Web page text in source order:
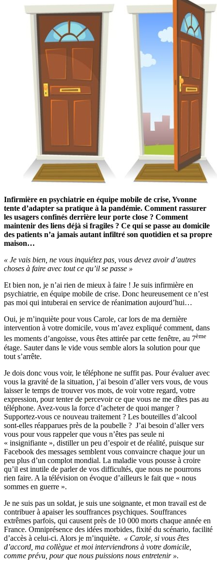
Infirmière en psychiatrie en équipe mobile de crise, Yvonne
tente d’adapter sa pratique à la pandémie. Comment rassurer
les usagers confinés derrière leur porte close ? Comment
maintenir des liens déjà si fragiles ? Ce qui se passe au domicile
des patients n’a jamais autant infiltré son quotidien et sa propre
maison…
« Je vais bien, ne vous inquiétez pas, vous devez avoir d’autres
choses à faire avec tout ce qu’il se passe »
Et bien non, je n’ai rien de mieux à faire ! Je suis infirmière en
psychiatrie, en équipe mobile de crise. Donc heureusement ce n’est
pas moi qui intuberai en service de réanimation aujourd’hui…
Oui, je m’inquiète pour vous Carole, car lors de ma dernière
intervention à votre domicile, vous m’avez expliqué comment, dans
les moments d’angoisse, vous êtes attirée par cette fenêtre, au 7ème
étage. Sauter dans le vide vous semble alors la solution pour que
tout s’arrête.
Je dois donc vous voir, le téléphone ne suffit pas. Pour évaluer avec
vous la gravité de la situation, j’ai besoin d’aller vers vous, de vous
laisser le temps de trouver vos mots, de voir votre regard, votre
expression, pour tenter de percevoir ce que vous ne me dîtes pas au
téléphone. Avez-vous la force d’acheter de quoi manger ?
Supportez-vous ce nouveau traitement ? Les bouteilles d’alcool
sont-elles réapparues près de la poubelle ? J’ai besoin d’aller vers
vous pour vous rappeler que vous n’êtes pas seule ni
« insignifiante », distiller un peu d’espoir et de réalité, puisque sur
Facebook des messages semblent vous convaincre chaque jour un
peu plus d’un complot mondial. La maladie vous pousse à croire
qu’il est inutile de parler de vos difficultés, que nous ne pourrons
rien faire. A la télévision on évoque d’ailleurs le fait que « nous
sommes en guerre ».
Je ne suis pas un soldat, je suis une soignante, et mon travail est de
contribuer à apaiser les souffrances psychiques. Souffrances
extrêmes parfois, qui causent près de 10 000 morts chaque année en
France. Omniprésence des idées morbides, fixité du scénario, facilité
d’accès à celui-ci. Alors je m’inquiète. « Carole, si vous êtes
d’accord, ma collègue et moi interviendrons à votre domicile,
comme prévu, pour que nous puissions nous entretenir ».